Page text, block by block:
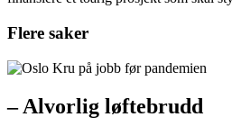
Flere saker
– Alvorlig løftebrudd